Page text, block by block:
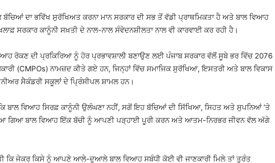
ਬੱਚਿਆਂ ਦਾ ਭਵਿੱਖ ਸੁਰੱਖਿਅਤ ਕਰਨਾ ਮਾਨ ਸਰਕਾਰ ਦੀ ਸਭ ਤੋਂ ਵੱਡੀ ਪ੍ਰਾਥਮਿਕਤਾ ਹੈ ਅਤੇ ਬਾਲ ਵਿਆਹ
ਸਰਕਾਰ ਕਾਨੂੰਨੀ ਸਖ਼ਤੀ ਦੇ ਨਾਲ-ਨਾਲ ਸੰਵੇਦਨਸ਼ੀਲਤਾ ਨਾਲ ਵੀ ਕਾਰਵਾਈ ਕਰ ਰਹੀ ਹੈ।
ਰੋਕਣ ਦੀ ਪ੍ਰਕਿਰਿਆ ਨੂੰ ਹੋਰ ਪ੍ਰਭਾਵਸ਼ਾਲੀ ਬਣਾਉਣ ਲਈ ਪੰਜਾਬ ਸਰਕਾਰ ਵੱਲੋਂ ਸੂਬੇ ਭਰ ਵਿੱਚ 2076
(CMPOs) ਨਾਮਜ਼ਦ ਕੀਤੇ ਗਏ ਹਨ, ਜਿਨ੍ਹਾਂ ਵਿੱਚ ਸਮਾਜਿਕ ਸੁਰੱਖਿਆ, ਇਸਤਰੀ ਅਤੇ ਬਾਲ ਵਿਕਾਸ
ਸੈਕੰਡਰੀ ਸਕੂਲਾਂ ਦੇ ਪ੍ਰਿੰਸੀਪਲ ਸ਼ਾਮਲ ਹਨ।
ਬਾਲ ਵਿਆਹ ਸਿਰਫ਼ ਕਾਨੂੰਨੀ ਉਲੰਘਣਾ ਨਹੀਂ, ਸਗੋਂ ਇਹ ਬੱਚਿਆਂ ਦੀ ਸਿੱਖਿਆ, ਸਿਹਤ ਅਤੇ ਸੁਪਨਿਆਂ ’ਤੇ
ਗਿਆ ਬਾਲ ਵਿਆਹ ਇੱਕ ਬੱਚੀ ਨੂੰ ਆਪਣੀ ਪੜ੍ਹਾਈ ਪੂਰੀ ਕਰਨ ਅਤੇ ਆਤਮ-ਨਿਰਭਰ ਜੀਵਨ ਵੱਲ ਅੱਗੇ
ਕਿ ਜੇਕਰ ਕਿਸੇ ਨੂੰ ਆਪਣੇ ਆਲੇ-ਦੁਆਲੇ ਬਾਲ ਵਿਆਹ ਸਬੰਧੀ ਕੋਈ ਵੀ ਜਾਣਕਾਰੀ ਮਿਲੇ ਤਾਂ ਤੁਰੰਤ